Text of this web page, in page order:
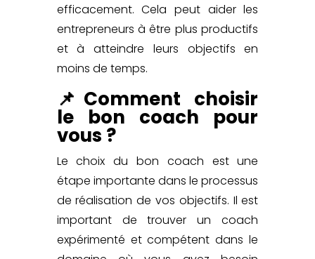
efficacement. Cela peut aider les
entrepreneurs à être plus productifs
et à atteindre leurs objectifs en
moins de temps.
📌Comment choisir
le bon coach pour
vous ?
Le choix du bon coach est une
étape importante dans le processus
de réalisation de vos objectifs. Il est
important de trouver un coach
expérimenté et compétent dans le